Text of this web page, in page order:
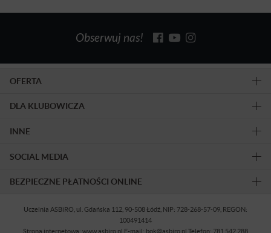
Obserwuj nas!
OFERTA
DLA KLUBOWICZA
INNE
SOCIAL MEDIA
BEZPIECZNE PŁATNOŚCI ONLINE
Uczelnia ASBiRO, ul. Gdańska 112, 90-508 Łódź, NIP: 728-268-57-09, REGON:
100491414
Strona internetowa: www.asbiro.pl E-mail: bok@asbiro.pl Telefon: 781 542 288